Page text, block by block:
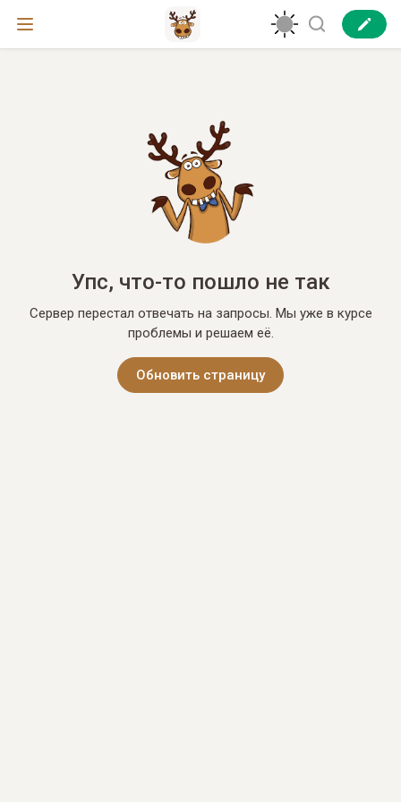
Упс, что-то пошло не так
Сервер перестал отвечать на запросы. Мы уже в курсе
проблемы и решаем её.
Обновить страницу